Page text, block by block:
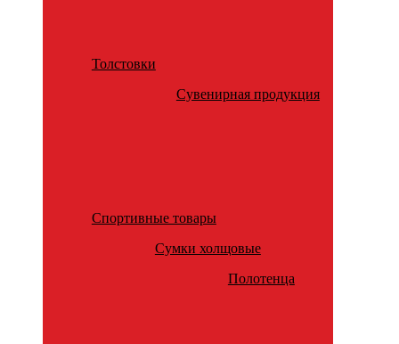
Толстовки
Сувенирная продукция
Спортивные товары
Сумки холщовые
Полотенца